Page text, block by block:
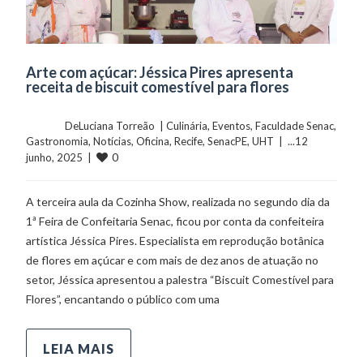
Arte com açúcar: Jéssica Pires apresenta
receita de biscuit comestível para flores
	    	DeLuciana Torreão  |
Culinária, Eventos, Faculdade Senac
Gastronomia, Notícias, Oficina, Recife, SenacPE, UHT
  |  ...12
junho, 2025  |
0
A terceira aula da Cozinha Show, realizada no segundo dia da
1ª Feira de Confeitaria Senac, ficou por conta da confeiteira
artística Jéssica Pires. Especialista em reprodução botânica
de flores em açúcar e com mais de dez anos de atuação no
setor, Jéssica apresentou a palestra “Biscuit Comestível para
Flores”, encantando o público com uma
LEIA MAIS